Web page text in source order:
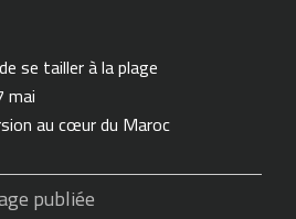
se tailler à la plage
mai
au cœur du Maroc
publiée